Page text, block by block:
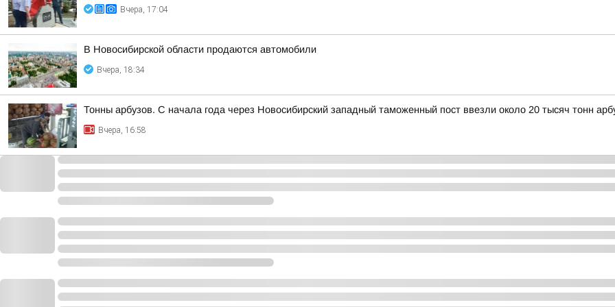
Вчера, 17:04
В Новосибирской области продаются автомобили
Вчера, 18:34
Тонны арбузов. С начала года через Новосибирский западный таможенный пост ввезли около 20 тысяч тонн
Вчера, 16:58